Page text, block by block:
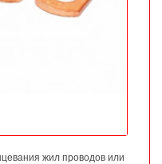
жил проводов или